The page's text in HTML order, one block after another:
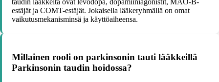
estäjät ja COMT-estäjät. Jokaisella lääkeryhmällä on omat
vaikutusmekanisminsä ja käyttöaiheensa.
Millainen rooli on parkinsonin tauti lääkkeillä
Parkinsonin taudin hoidossa?